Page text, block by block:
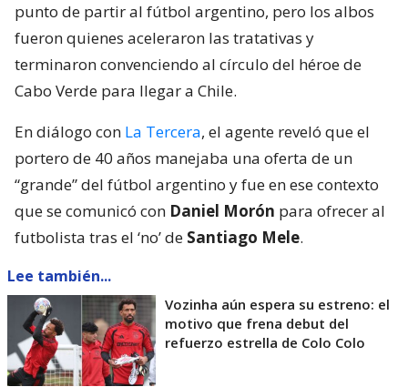
punto de partir al fútbol argentino, pero los albos
fueron quienes aceleraron las tratativas y
terminaron convenciendo al círculo del héroe de
Cabo Verde para llegar a Chile.
En diálogo con La Tercera, el agente reveló que el
portero de 40 años manejaba una oferta de un
“grande” del fútbol argentino y fue en ese contexto
que se comunicó con Daniel Morón para ofrecer al
futbolista tras el ‘no’ de Santiago Mele.
Lee también...
Vozinha aún espera su estreno: el
motivo que frena debut del
refuerzo estrella de Colo Colo